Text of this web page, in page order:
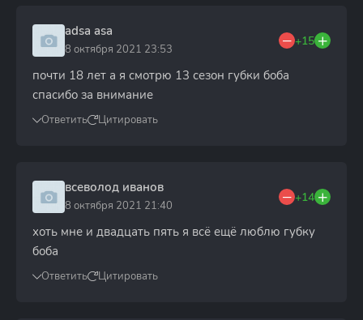
adsa asa
8 октября 2021 23:53
+15
почти 18 лет а я смотрю 13 сезон губки боба
спасибо за внимание
Ответить Цитировать
всеволод иванов
8 октября 2021 21:40
+14
хоть мне и двадцать пять я всё ещё люблю губку
боба
Ответить Цитировать